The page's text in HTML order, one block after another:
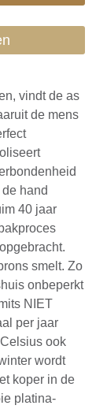
vindt de as
de mens
hand
40 jaar
smelt. Zo
onbeperkt
NIET
per jaar
ook
wordt
koper in de
platina-